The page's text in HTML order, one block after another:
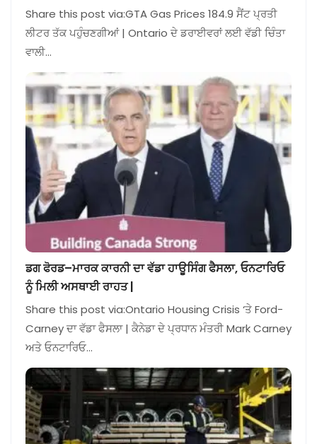
Share this post via:GTA Gas Prices 184.9 ਸੈਂਟ ਪ੍ਰਤੀ
ਲੀਟਰ ਤੱਕ ਪਹੁੰਚਣਗੀਆਂ | Ontario ਦੇ ਡਰਾਈਵਰਾਂ ਲਈ ਵੱਡੀ ਚਿੰਤਾ
ਵਾਲੀ…
ਡਗ ਫੋਰਡ–ਮਾਰਕ ਕਾਰਨੀ ਦਾ ਵੱਡਾ ਹਾਊਸਿੰਗ ਫੈਸਲਾ, ਓਨਟਾਰਿਓ
ਨੂੰ ਮਿਲੀ ਅਸਥਾਈ ਰਾਹਤ |
Share this post via:Ontario Housing Crisis ‘ਤੇ Ford-
Carney ਦਾ ਵੱਡਾ ਫੈਸਲਾ | ਕੈਨੇਡਾ ਦੇ ਪ੍ਰਧਾਨ ਮੰਤਰੀ Mark Carney
ਅਤੇ ਓਨਟਾਰਿਓ…